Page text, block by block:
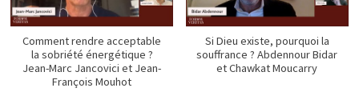
Comment rendre acceptable
la sobriété énergétique ?
Jean-Marc Jancovici et Jean-
François Mouhot
Si Dieu existe, pourquoi la
souffrance ? Abdennour Bidar
et Chawkat Moucarry